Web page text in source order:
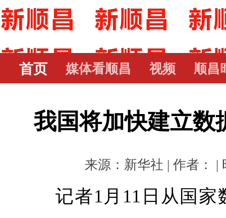
首页 媒体看顺昌 视频 顺昌
我国将加快建立数
来源：新华社 | 作者： |
记者1月11日从国